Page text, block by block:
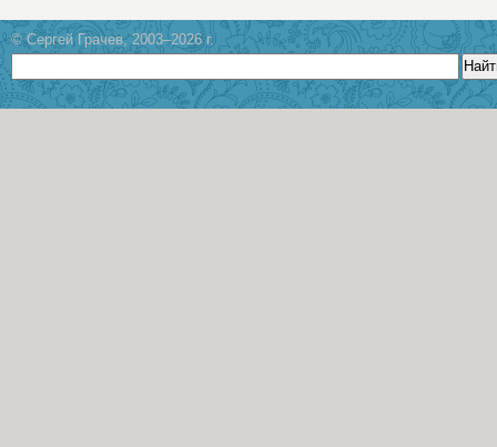
© Сергей Грачев, 2003–2026 г.